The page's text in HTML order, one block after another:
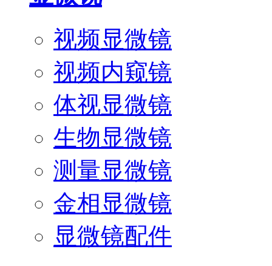
视频显微镜
视频内窥镜
体视显微镜
生物显微镜
测量显微镜
金相显微镜
显微镜配件